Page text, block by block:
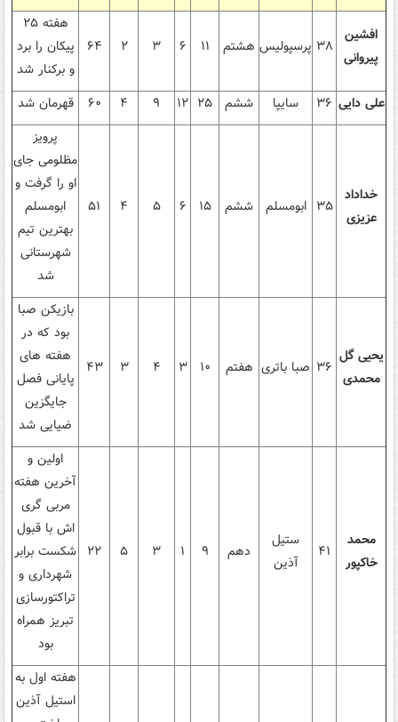
افشین
پیروانی
۳۸ پرسپولیس هشتم ۱۱ ۶ ۳ ۲ ۶۴
هفته ۲۵
پیکان را برد
و برکنار شد
علی دایی ۳۶ سایپا ششم ۲۵ ۱۲ ۹ ۴ ۶۰ قهرمان شد
خداداد
عزیزی
۳۵ ابومسلم ششم ۱۵ ۶ ۵ ۴ ۵۱
پرویز
مظلومی جای
او را گرفت و
ابومسلم
بهترین تیم
شهرستانی
شد
یحیی گل
محمدی
۳۶ صبا باتری هفتم ۱۰ ۳ ۴ ۳ ۴۳
بازیکن صبا
بود که در
هفته های
پایانی فصل
جایگزین
ضیایی شد
محمد
خاکپور
۴۱
ستیل
آذین
دهم ۹ ۱ ۳ ۵ ۲۲
اولین و
آخرین هفته
مربی گری
اش با قبول
شکست برابر
شهرداری و
تراکتورسازی
تبریز همراه
بود
هفته اول به
استیل آذین